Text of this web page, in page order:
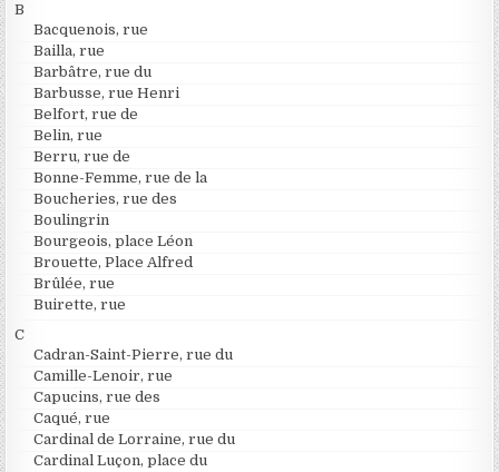
B
Bacquenois, rue
Bailla, rue
Barbâtre, rue du
Barbusse, rue Henri
Belfort, rue de
Belin, rue
Berru, rue de
Bonne-Femme, rue de la
Boucheries, rue des
Boulingrin
Bourgeois, place Léon
Brouette, Place Alfred
Brûlée, rue
Buirette, rue
C
Cadran-Saint-Pierre, rue du
Camille-Lenoir, rue
Capucins, rue des
Caqué, rue
Cardinal de Lorraine, rue du
Cardinal Luçon, place du